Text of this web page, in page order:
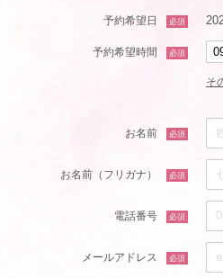
予約希望日 必須
予約希望時間 必須
そ
お名前 必須
お名前（フリガナ） 必須
電話番号 必須
メールアドレス 必須